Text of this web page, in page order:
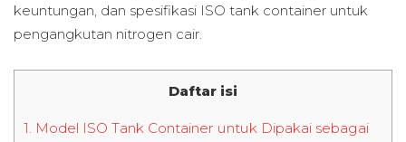
keuntungan, dan spesifikasi ISO tank container untuk
pengangkutan nitrogen cair.
Daftar isi
1. Model ISO Tank Container untuk Dipakai sebagai